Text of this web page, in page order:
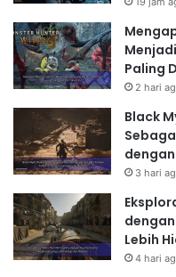
Paling
2 hari
Black
3 hari
Lebih
4 hari